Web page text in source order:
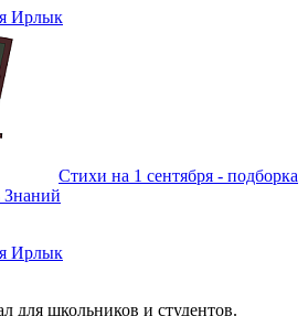
Ирлык
Стихи на 1 сентября - подборка
Знаний
Ирлык
для школьников и студентов.